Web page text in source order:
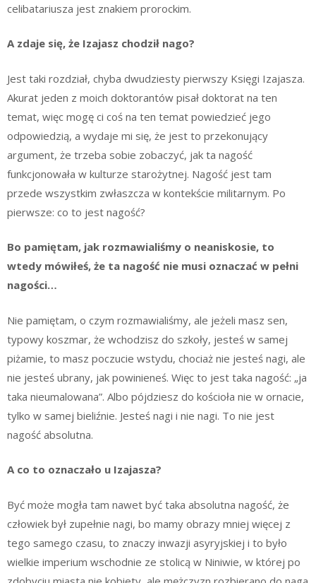
celibatariusza jest znakiem prorockim.
A zdaje się, że Izajasz chodził nago?
Jest taki rozdział, chyba dwudziesty pierwszy Księgi Izajasza.
Akurat jeden z moich doktorantów pisał doktorat na ten
temat, więc mogę ci coś na ten temat powiedzieć jego
odpowiedzią, a wydaje mi się, że jest to przekonujący
argument, że trzeba sobie zobaczyć, jak ta nagość
funkcjonowała w kulturze starożytnej. Nagość jest tam
przede wszystkim zwłaszcza w kontekście militarnym. Po
pierwsze: co to jest nagość?
Bo pamiętam, jak rozmawialiśmy o neaniskosie, to
wtedy mówiłeś, że ta nagość nie musi oznaczać w pełni
nagości…
Nie pamiętam, o czym rozmawialiśmy, ale jeżeli masz sen,
typowy koszmar, że wchodzisz do szkoły, jesteś w samej
piżamie, to masz poczucie wstydu, chociaż nie jesteś nagi, ale
nie jesteś ubrany, jak powinieneś. Więc to jest taka nagość: „ja
taka nieumalowana”. Albo pójdziesz do kościoła nie w ornacie,
tylko w samej bieliźnie. Jesteś nagi i nie nagi. To nie jest
nagość absolutna.
A co to oznaczało u Izajasza?
Być może mogła tam nawet być taka absolutna nagość, że
człowiek był zupełnie nagi, bo mamy obrazy mniej więcej z
tego samego czasu, to znaczy inwazji asyryjskiej i to było
wielkie imperium wschodnie ze stolicą w Niniwie, w której po